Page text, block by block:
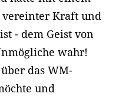
vereinter Kraft und
- dem Geist von
wahr!
das WM-
und